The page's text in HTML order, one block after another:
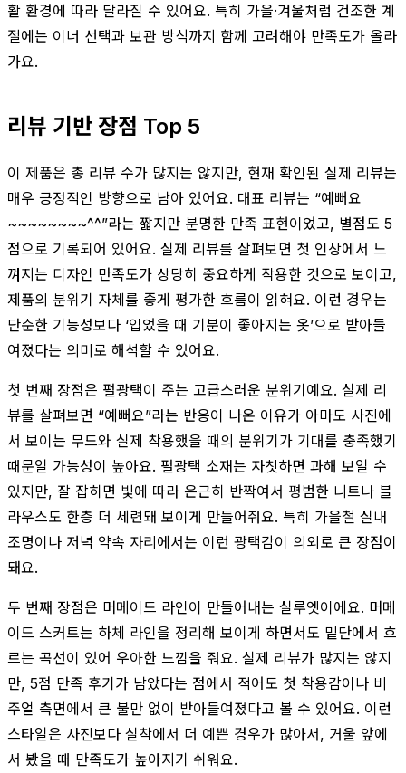
활 환경에 따라 달라질 수 있어요. 특히 가을·겨울처럼 건조한 계
절에는 이너 선택과 보관 방식까지 함께 고려해야 만족도가 올라
가요.
리뷰 기반 장점 Top 5
이 제품은 총 리뷰 수가 많지는 않지만, 현재 확인된 실제 리뷰는
매우 긍정적인 방향으로 남아 있어요. 대표 리뷰는 “예뻐요
~~~~~~~~^^”라는 짧지만 분명한 만족 표현이었고, 별점도 5
점으로 기록되어 있어요. 실제 리뷰를 살펴보면 첫 인상에서 느
껴지는 디자인 만족도가 상당히 중요하게 작용한 것으로 보이고,
제품의 분위기 자체를 좋게 평가한 흐름이 읽혀요. 이런 경우는
단순한 기능성보다 ‘입었을 때 기분이 좋아지는 옷’으로 받아들
여졌다는 의미로 해석할 수 있어요.
첫 번째 장점은 펄광택이 주는 고급스러운 분위기예요. 실제 리
뷰를 살펴보면 “예뻐요”라는 반응이 나온 이유가 아마도 사진에
서 보이는 무드와 실제 착용했을 때의 분위기가 기대를 충족했기
때문일 가능성이 높아요. 펄광택 소재는 자칫하면 과해 보일 수
있지만, 잘 잡히면 빛에 따라 은근히 반짝여서 평범한 니트나 블
라우스도 한층 더 세련돼 보이게 만들어줘요. 특히 가을철 실내
조명이나 저녁 약속 자리에서는 이런 광택감이 의외로 큰 장점이
돼요.
두 번째 장점은 머메이드 라인이 만들어내는 실루엣이에요. 머메
이드 스커트는 하체 라인을 정리해 보이게 하면서도 밑단에서 흐
르는 곡선이 있어 우아한 느낌을 줘요. 실제 리뷰가 많지는 않지
만, 5점 만족 후기가 남았다는 점에서 적어도 첫 착용감이나 비
주얼 측면에서 큰 불만 없이 받아들여졌다고 볼 수 있어요. 이런
스타일은 사진보다 실착에서 더 예쁜 경우가 많아서, 거울 앞에
서 봤을 때 만족도가 높아지기 쉬워요.